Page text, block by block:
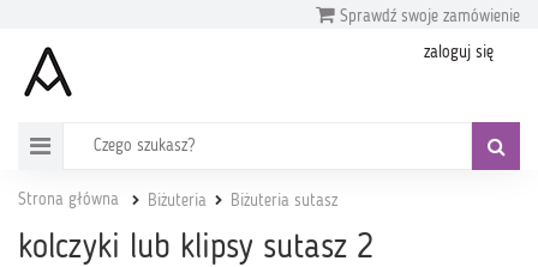
Sprawdź swoje zamówienie
zaloguj się
Strona główna Biżuteria Biżuteria sutasz
kolczyki lub klipsy sutasz 2